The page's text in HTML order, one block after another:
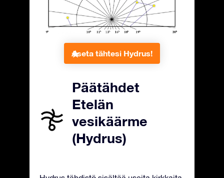
Aseta tähtesi Hydrus!
Päätähdet
Etelän
vesikäärme
(Hydrus)